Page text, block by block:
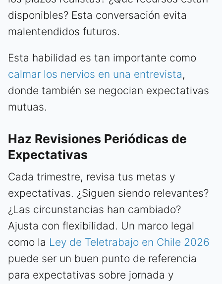
disponibles? Esta conversación evita
malentendidos futuros.
Esta habilidad es tan importante como
calmar los nervios en una entrevista,
donde también se negocian expectativas
mutuas.
Haz Revisiones Periódicas de
Expectativas
Cada trimestre, revisa tus metas y
expectativas. ¿Siguen siendo relevantes?
¿Las circunstancias han cambiado?
Ajusta con flexibilidad. Un marco legal
como la Ley de Teletrabajo en Chile 2026
puede ser un buen punto de referencia
para expectativas sobre jornada y